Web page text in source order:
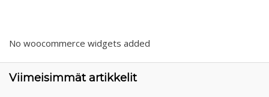
No woocommerce widgets added
Viimeisimmät artikkelit